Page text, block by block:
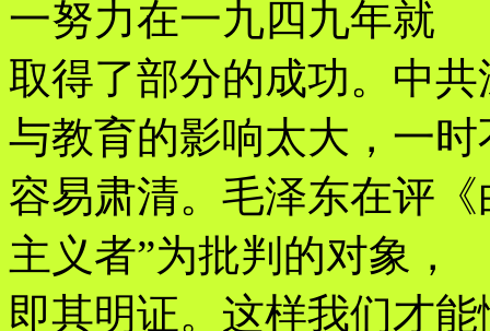
一努力在一九四九年就
取得了部分的成功。中
与教育的影响太大，一时
容易肃清。毛泽东在评
主义者”为批判的对象，
即其明证。这样我们才